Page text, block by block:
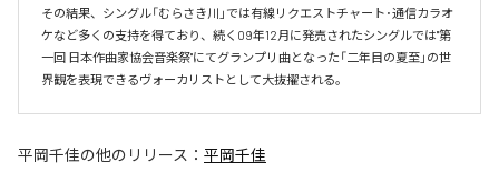
その結果、シングル「むらさき川」では有線リクエストチャート･通信カラオ
ケなど多くの支持を得ており、続く09年12月に発売されたシングルでは"第
一回 日本作曲家協会音楽祭"にてグランプリ曲となった「二年目の夏至」の世
界観を表現できるヴォーカリストとして大抜擢される。
平岡千佳の他のリリース： 平岡千佳